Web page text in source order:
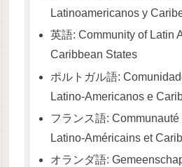
Latinoamericanos y
英語: Community of Latin
Caribbean States
ポルトガル語:
Latino-Americanos e
フランス語: Communauté
Latino-Américains et
オランダ語: